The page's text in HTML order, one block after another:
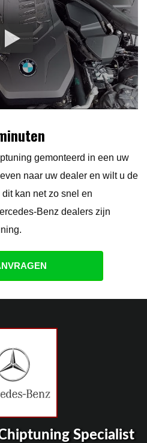
gemonteerd in een uw
naar uw dealer en wilt u de
kan net zo snel en
Benz dealers zijn
Specialist